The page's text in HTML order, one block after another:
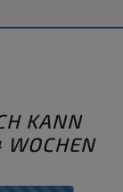
KANN
WOCHEN